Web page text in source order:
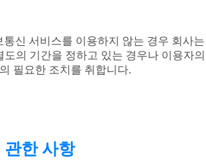
신 서비스를 이용하지 않는 경우 회사
의 기간을 정하고 있는 경우나 이용자
필요한 조치를 취합니다.
관한 사항